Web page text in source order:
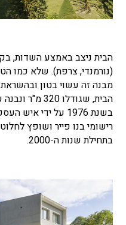
(נורמנדי, צרפת). שלא כמו
מבנה זה עשוי בטון ובהשראת
בתחילת שנות ה-2000.